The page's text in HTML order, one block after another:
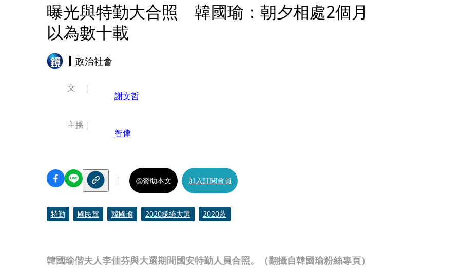
曝光與特勤大合照 韓國瑜：朝夕相處2個月
以為數十載
政治社會
韓國瑜偕夫人李佳芬與大選期間國安特勤人員合照。（翻攝自韓國瑜粉絲專頁）
文
謝文哲
主播
智偉
贊助本文 加入訂閱會員
特勤 國民黨 韓國瑜 2020總統大選 2020藍